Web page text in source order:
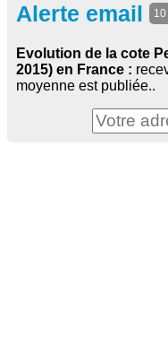
Alerte email
Evolution de la cote
2015) en France :
moyenne est publiée..